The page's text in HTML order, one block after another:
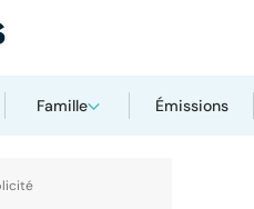
Famille Émissions